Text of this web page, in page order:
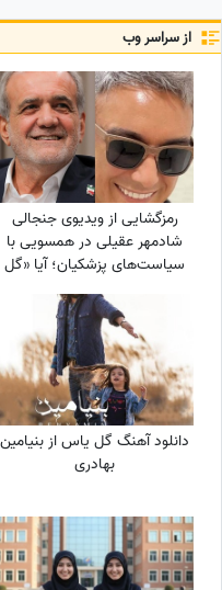
از سراسر وب
رمزگشایی از ویدیوی جنجالی
شادمهر عقیلی در همسویی با
سیاست‌های پزشکیان؛ آیا «گل
یاس» بلیت برگشت به خانه
است؟
دانلود آهنگ گل یاس از بنیامین
بهادری